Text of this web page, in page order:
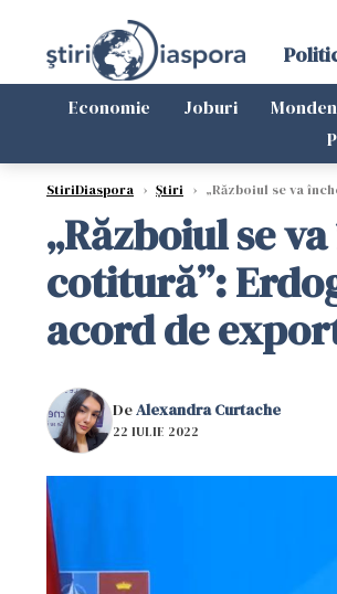
Economie Joburi Monden
StiriDiaspora › Știri › „Războiul se va
„Războiul se
cotitură”:
acord de
DeAlexandra Curtache
22 IULIE 2022